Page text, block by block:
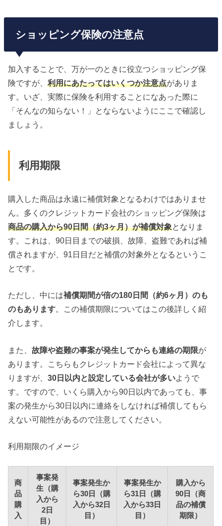
ショッピング保険の注意点
加入することで、万が一のときに役立つショッピング保
険ですが、利用にあたってはいくつか注意点がありま
す。いざ、実際に保険を利用することになあった際に
「そんなの知らない！」とならないようにここで確認し
ましょう。
利用期限
購入した商品は永遠に補償対象となるわけではありませ
ん。多くのクレジットカード会社のショッピング保険は
商品の購入から90日間（約3ヶ月）が補償対象となりま
す。これは、90日目までの破損、故障、盗難であれば補
償されますが、91日目だと補償の対象外となるというこ
とです。
ただし、中には補償期間が倍の180日間（約6ヶ月）のも
のもあります。この補償期限についてはこの後詳しく紹
介します。
また、故障や盗難の事案が発生してからも連絡の期限が
あります。こちらもクレジットカード会社によって異な
りますが、30日以内と設定している会社が多い ようで
す。ですので、いくら購入から90日以内であっても、事
案の発生から30日以内に連絡をしなければ補償してもら
えない可能性があるので注意してください。
利用期限のイメージ
商
品
購
入
事案発
生（購
入から
2日
目）
事案発生か
ら30日（購
入から32日
目）
事案発生か
ら31日（購
入から33日
目）
購入から
90日（商
品の補償
期限）